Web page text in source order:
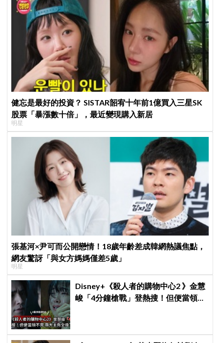
健忘是最好的投資？ SISTAR韶宥十年前1億買入三星SK
股票「暴漲數十倍」，最近變現購入新居
明星
張基河×尹可而公開戀情！18歲年齡差成韓網熱議焦點，
網友驚訝「與女方媽媽僅差5歲」
明星
Disney+《殺人者的購物中心2 》金慧
峻「4分鐘槍戰」登熱搜！但便當領不